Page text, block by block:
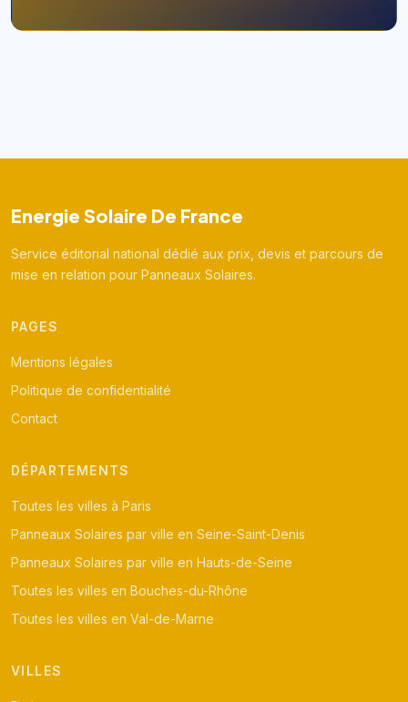
Energie Solaire De France
Service éditorial national dédié aux prix, devis et parcours de
mise en relation pour Panneaux Solaires.
PAGES
Mentions légales
Politique de confidentialité
Contact
DÉPARTEMENTS
Toutes les villes à Paris
Panneaux Solaires par ville en Seine-Saint-Denis
Panneaux Solaires par ville en Hauts-de-Seine
Toutes les villes en Bouches-du-Rhône
Toutes les villes en Val-de-Marne
VILLES